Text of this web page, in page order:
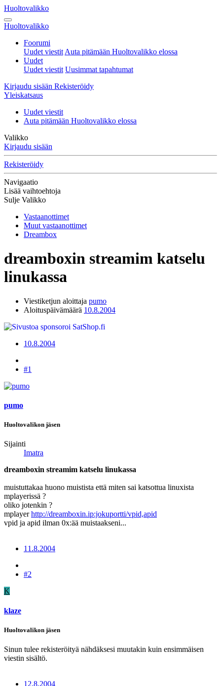
Huoltovalikko
Huoltovalikko
Foorumi
Uudet viestit Auta pitämään Huoltovalikko elossa
Uudet
Uudet viestit Uusimmat tapahtumat
Kirjaudu sisään Rekisteröidy
Yleiskatsaus
Uudet viestit
Auta pitämään Huoltovalikko elossa
Valikko
Kirjaudu sisään
Rekisteröidy
Navigaatio
Lisää vaihtoehtoja
Sulje Valikko
Vastaanottimet
Muut vastaanottimet
Dreambox
dreamboxin streamim katselu
linukassa
Viestiketjun aloittaja pumo
Aloituspäivämäärä 10.8.2004
10.8.2004
#1
pumo
Huoltovalikon jäsen
Sijainti
Imatra
dreamboxin streamim katselu linukassa
muistuttakaa huono muistista että miten sai katsottua linuxista
mplayerissä ?
oliko jotenkin ?
mplayerhttp://dreamboxin.ip:jokuportti/vpid,apid
vpid ja apid ilman 0x:ää muistaakseni...
11.8.2004
#2
K
klaze
Huoltovalikon jäsen
Sinun tulee rekisteröityä nähdäksesi muutakin kuin ensimmäisen
viestin sisältö.
12.8.2004